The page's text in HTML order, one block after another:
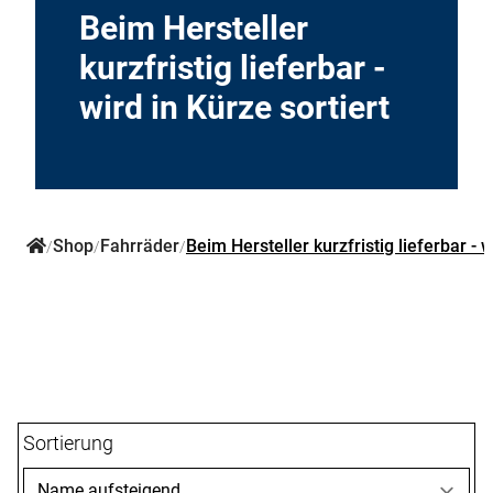
Beim Hersteller
kurzfristig lieferbar -
wird in Kürze sortiert
/Shop/Fahrräder/Beim Hersteller kurzfristig lieferbar -
Sortierung